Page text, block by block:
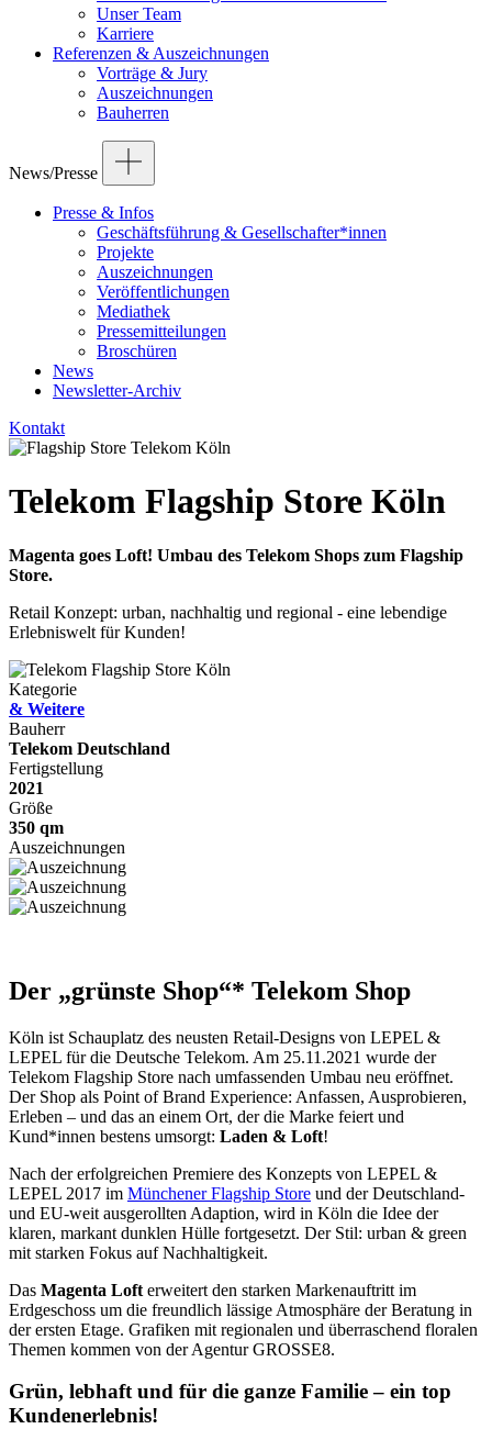
Unser Team
Karriere
Referenzen & Auszeichnungen
Vorträge & Jury
Auszeichnungen
Bauherren
News/Presse
Presse & Infos
Geschäftsführung & Gesellschafter*innen
Projekte
Auszeichnungen
Veröffentlichungen
Mediathek
Pressemitteilungen
Broschüren
News
Newsletter-Archiv
Kontakt
Telekom Flagship Store Köln
Magenta goes Loft! Umbau des Telekom Shops zum Flagship
Store.
Retail Konzept: urban, nachhaltig und regional - eine lebendige
Erlebniswelt für Kunden!
Kategorie
& Weitere
Bauherr
Telekom Deutschland
Fertigstellung
2021
Größe
350 qm
Auszeichnungen
Der „grünste Shop“* Telekom Shop
Köln ist Schauplatz des neusten Retail-Designs von LEPEL &
LEPEL für die Deutsche Telekom. Am 25.11.2021 wurde der
Telekom Flagship Store nach umfassenden Umbau neu eröffnet.
Der Shop als Point of Brand Experience: Anfassen, Ausprobieren,
Erleben – und das an einem Ort, der die Marke feiert und
Kund*innen bestens umsorgt: Laden & Loft!
Nach der erfolgreichen Premiere des Konzepts von LEPEL &
LEPEL 2017 im Münchener Flagship Store und der Deutschland-
und EU-weit ausgerollten Adaption, wird in Köln die Idee der
klaren, markant dunklen Hülle fortgesetzt. Der Stil: urban & green
mit starken Fokus auf Nachhaltigkeit.
Das Magenta Loft erweitert den starken Markenauftritt im
Erdgeschoss um die freundlich lässige Atmosphäre der Beratung in
der ersten Etage. Grafiken mit regionalen und überraschend floralen
Themen kommen von der Agentur GROSSE8.
Grün, lebhaft und für die ganze Familie – ein top
Kundenerlebnis!